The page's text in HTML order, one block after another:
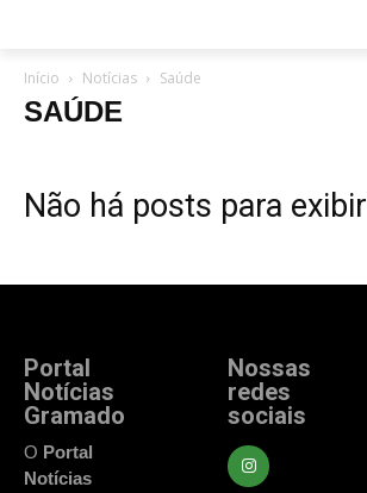
Início Notícias Saúde
SAÚDE
Não há posts para exibir
Portal
Notícias
Gramado
O Portal
Notícias
Nossas
redes
sociais